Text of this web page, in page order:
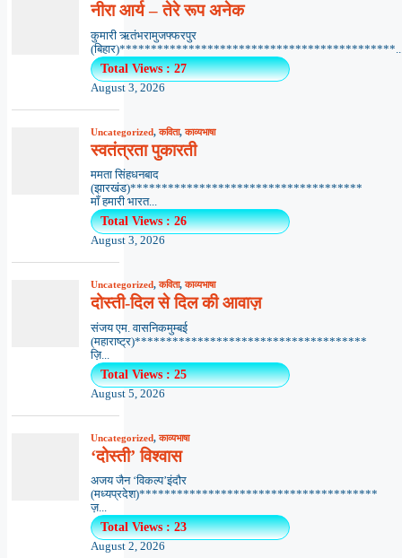
नीरा आर्य – तेरे रूप अनेक
कुमारी ऋतंभरामुजफ्फरपुर
Total Views : 27
August 3, 2026
Uncategorized,कविता,काव्यभाषा
स्वतंत्रता पुकारती
ममता सिंहधनबाद
(झारखंड)*************************************
माँ हमारी भारत...
Total Views : 26
August 3, 2026
Uncategorized,कविता,काव्यभाषा
दोस्ती-दिल से दिल की आवाज़
संजय एम. वासनिकमुम्बई
(महाराष्ट्र)*************************************
ज़ि...
Total Views : 25
August 5, 2026
Uncategorized,काव्यभाषा
‘दोस्ती’ विश्वास
अजय जैन ‘विकल्प’इंदौर
(मध्यप्रदेश)**************************************
ज़...
Total Views : 23
August 2, 2026